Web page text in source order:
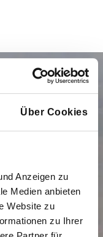
Über Cookies
Anzeigen zu
Medien anbieten
Website zu
zu Ihrer
zu